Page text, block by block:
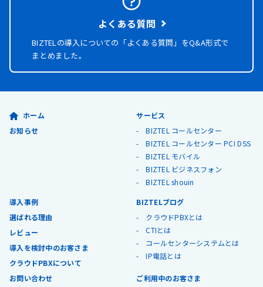
よくある質問
BIZTELの導入についての「よくある質問」をQ&A形式で
まとめました。
ホーム
お知らせ
サービス
BIZTEL コールセンター
BIZTEL コールセンター PCI DSS
BIZTEL モバイル
BIZTEL ビジネスフォン
BIZTEL shouin
導入事例
選ばれる理由
レビュー
導入を検討中のお客さま
クラウドPBXについて
BIZTELブログ
クラウドPBXとは
CTIとは
コールセンターシステムとは
IP電話とは
お問い合わせ
ご利用中のお客さま